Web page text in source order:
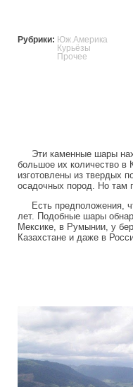
Рубрики: Юж.Америка
Курьёзы
Прочее
Эти каменные шары
большое их количество
изготовлены из твердых
осадочных пород. Но там
Есть предположения,
лет. Подобные шары
Мексике, в Румынии, у
Казахстане и даже в